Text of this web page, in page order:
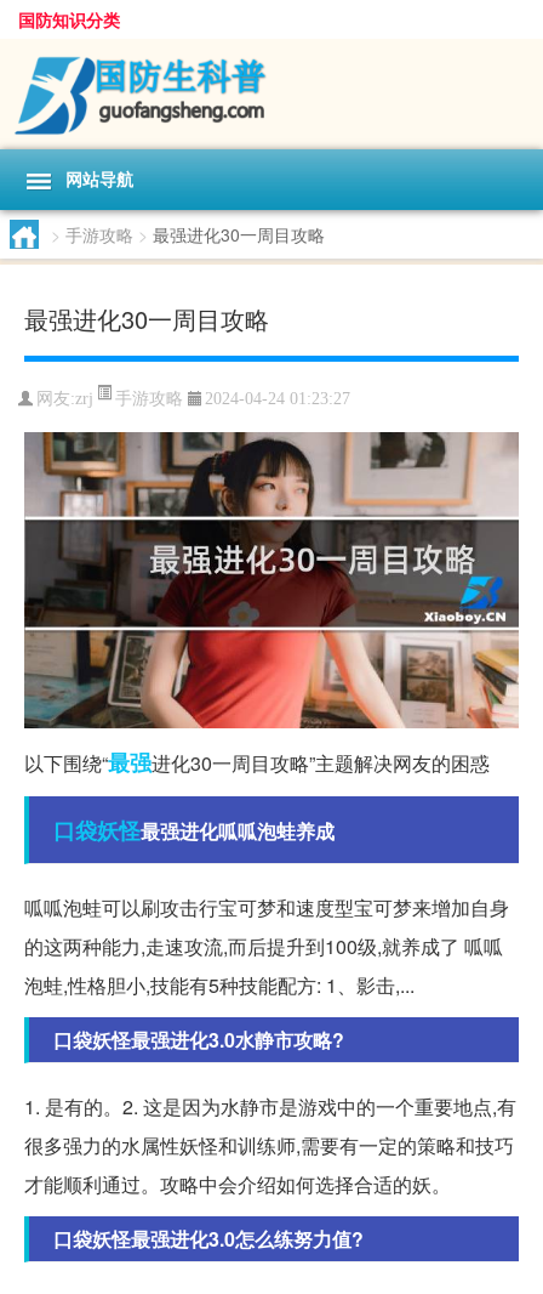
国防知识分类
网站导航
> 手游攻略 > 最强进化30一周目攻略
最强进化30一周目攻略
网友:zrj 手游攻略 2024-04-24 01:23:27
以下围绕“最强进化30一周目攻略”主题解决网友的困惑
口袋妖怪最强进化呱呱泡蛙养成
呱呱泡蛙可以刷攻击行宝可梦和速度型宝可梦来增加自身
的这两种能力,走速攻流,而后提升到100级,就养成了 呱呱
泡蛙,性格胆小,技能有5种技能配方: 1、影击,...
口袋妖怪最强进化3.0水静市攻略?
1. 是有的。2. 这是因为水静市是游戏中的一个重要地点,有
很多强力的水属性妖怪和训练师,需要有一定的策略和技巧
才能顺利通过。攻略中会介绍如何选择合适的妖。
口袋妖怪最强进化3.0怎么练努力值?